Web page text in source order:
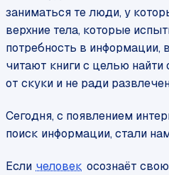
заниматься те люди, у
верхние тела, которые
потребность в информации,
читают книги с целью
от скуки и не ради
Сегодня, с появлением
поиск информации, стали
Если человек осознаёт